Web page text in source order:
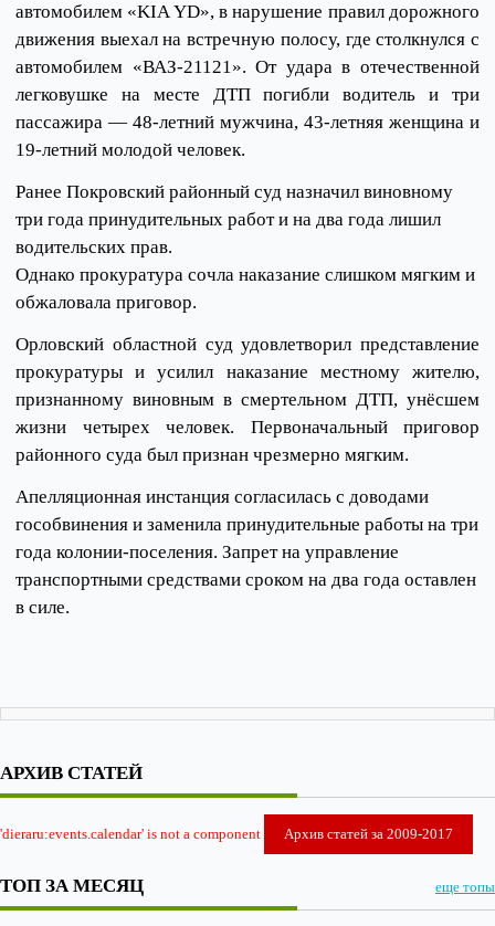
автомобилем «KIA YD», в нарушение правил дорожного
движения выехал на встречную полосу, где столкнулся с
автомобилем «ВАЗ-21121». От удара в отечественной
легковушке на месте ДТП погибли водитель и три
пассажира — 48-летний мужчина, 43-летняя женщина и
19-летний молодой человек.
Ранее Покровский районный суд назначил виновному
три года принудительных работ и на два года лишил
водительских прав.
Однако прокуратура сочла наказание слишком мягким и
обжаловала приговор.
Орловский областной суд удовлетворил представление
прокуратуры и усилил наказание местному жителю,
признанному виновным в смертельном ДТП, унёсшем
жизни четырех человек. Первоначальный приговор
районного суда был признан чрезмерно мягким.
Апелляционная инстанция согласилась с доводами
гособвинения и заменила принудительные работы на три
года колонии-поселения. Запрет на управление
транспортными средствами сроком на два года оставлен
в силе.
АРХИВ СТАТЕЙ
'dieraru:events.calendar' is not a component Архив статей за 2009-2017
ТОП ЗА МЕСЯЦ еще топы